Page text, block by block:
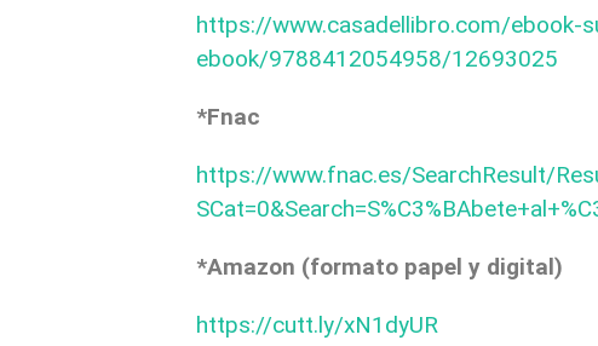
https://www.casadellibro.com/ebook-
ebook/9788412054958/12693025
*Fnac
https://www.fnac.es/SearchResult/
*Amazon (formato papel y digital)
https://cutt.ly/xN1dyUR